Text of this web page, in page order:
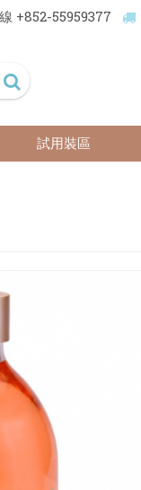
+852-55959377
試用裝區